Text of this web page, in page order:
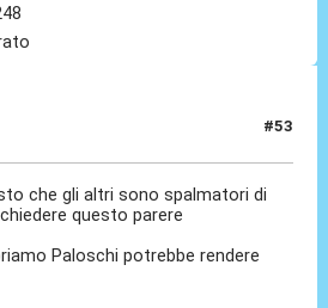
#53
che gli altri sono spalmatori di
questo parere
Paloschi potrebbe rendere